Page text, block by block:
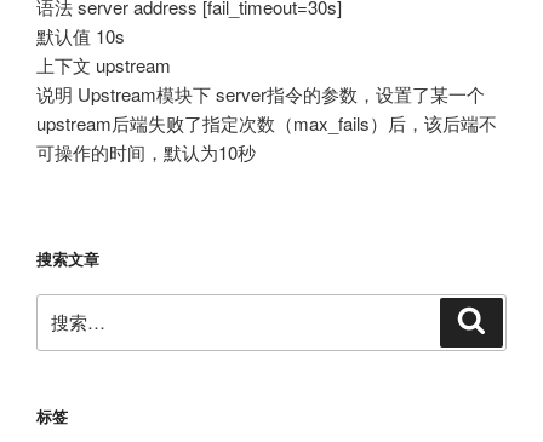
语法 server address [fail_timeout=30s]
默认值 10s
上下文 upstream
说明 Upstream模块下 server指令的参数，设置了某一个
upstream后端失败了指定次数（max_fails）后，该后端不
可操作的时间，默认为10秒
搜索文章
索：
标签